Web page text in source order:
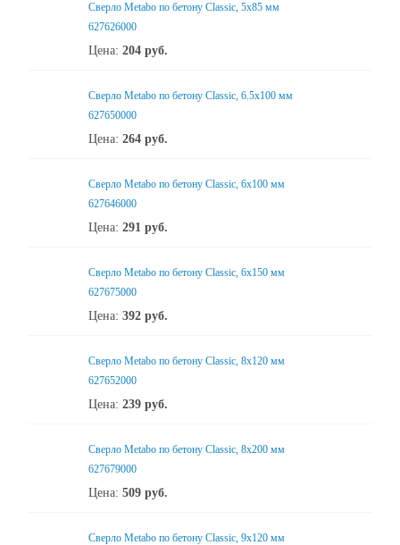
Сверло Metabo по бетону Classic, 5х85 мм
627626000
Цена: 204 руб.
Сверло Metabo по бетону Classic, 6.5х100 мм
627650000
Цена: 264 руб.
Сверло Metabo по бетону Classic, 6х100 мм
627646000
Цена: 291 руб.
Сверло Metabo по бетону Classic, 6х150 мм
627675000
Цена: 392 руб.
Сверло Metabo по бетону Classic, 8х120 мм
627652000
Цена: 239 руб.
Сверло Metabo по бетону Classic, 8х200 мм
627679000
Цена: 509 руб.
Сверло Metabo по бетону Classic, 9х120 мм